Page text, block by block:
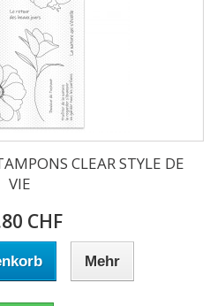
CLEAR STYLE DE
VIE
CHF
Mehr